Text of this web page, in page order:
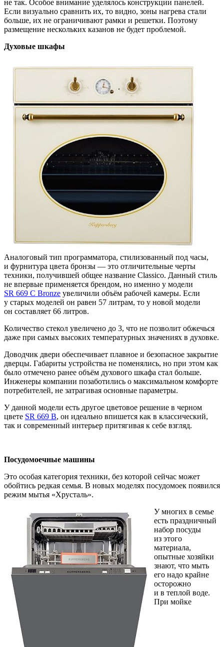
не так. Особое внимание уделялось конструкции панелей.
Если визуально сравнить их, то видно, зоны нагрева стали
больше, их не ограничивают рамки и решетки. Поэтому
размещение нескольких казанов не будет проблемой.
Духовые шкафы
Аналоговый тип программатора, стилизованный под часы,
и фурнитура цвета бронзы — это отличительные черты
техники, получившей общее название Сlassico. Данный стиль
не впервые применяется брендом, но именно у модели
SR 669 C Bronze увеличили объём рабочей камеры. Если
у старых моделей он равен 57 литрам, то у новой модели
он составляет 66 литров.
Количество стекол увеличено до 3, что не позволит обжечься
даже при самых высоких температурных значениях в духовке.
Доводчик двери обеспечивает плавное и безопасное закрытие
дверцы. Габариты устройства не поменялись, но при этом как
было отмечено ранее объём духового шкафа стал больше.
Инженеры компании позаботились о максимальном комфорте
потребителей, не затрагивая основные параметры.
У данной модели есть другое цветовое решение в черном
цвете SR 669 B, он идеально впишется как в классический,
так и современный интерьер притягивая к себе взгляд.
Посудомоечные машины
Это особая категория техники, без которой сейчас может
обойтись редкая семья. В новых моделях посудомоек появился
режим мытья «Хрусталь».
У многих в семье
есть праздничный
набор посуды
из этого
материала,
опытные хозяйки
знают, что мыть
его надо крайне
осторожно
и в теплой воде.
При мойке